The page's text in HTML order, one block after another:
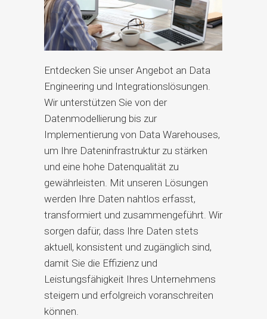
Entdecken Sie unser Angebot an Data
Engineering und Integrationslösungen.
Wir unterstützen Sie von der
Datenmodellierung bis zur
Implementierung von Data Warehouses,
um Ihre Dateninfrastruktur zu stärken
und eine hohe Datenqualität zu
gewährleisten. Mit unseren Lösungen
werden Ihre Daten nahtlos erfasst,
transformiert und zusammengeführt. Wir
sorgen dafür, dass Ihre Daten stets
aktuell, konsistent und zugänglich sind,
damit Sie die Effizienz und
Leistungsfähigkeit Ihres Unternehmens
steigern und erfolgreich voranschreiten
können.